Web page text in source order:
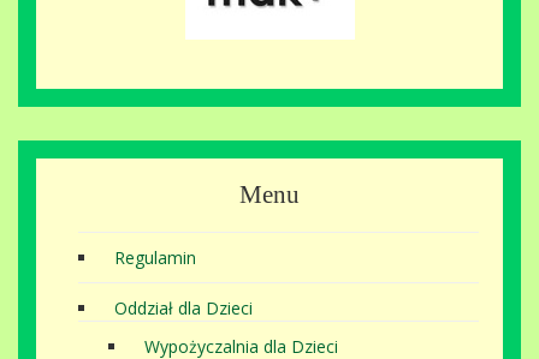
Menu
Regulamin
Oddział dla Dzieci
Wypożyczalnia dla Dzieci